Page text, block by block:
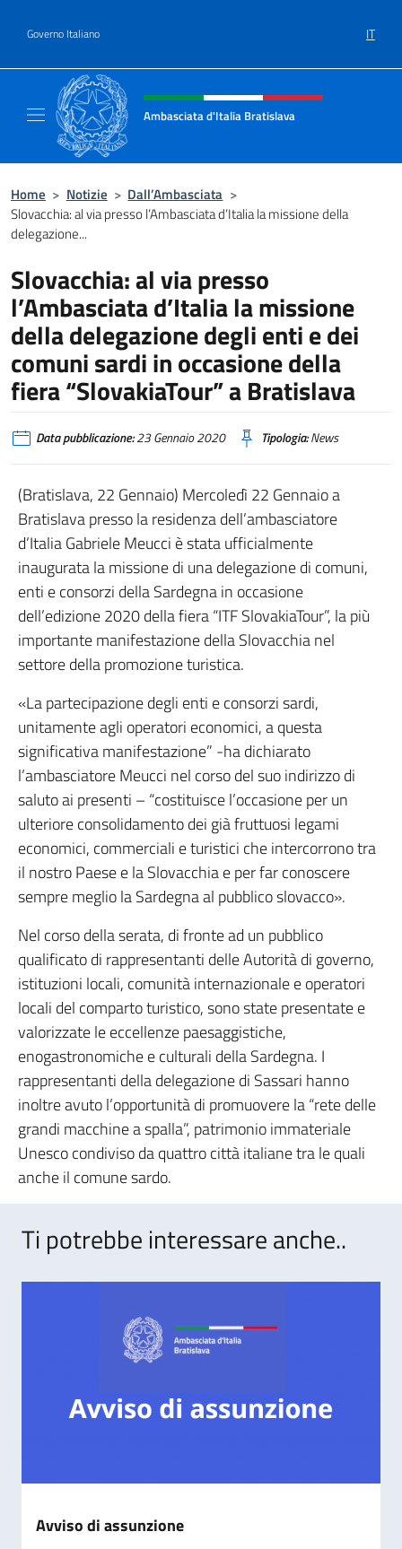
Governo Italiano IT
Intestazione sito, social e menù
Ambasciata d'Italia Bratislava
Home > Notizie > Dall’Ambasciata >
Slovacchia: al via presso l’Ambasciata d’Italia la missione della
delegazione...
Slovacchia: al via presso
l’Ambasciata d’Italia la missione
della delegazione degli enti e dei
comuni sardi in occasione della
fiera “SlovakiaTour” a Bratislava
Data pubblicazione:23 Gennaio 2020 Tipologia:News
(Bratislava, 22 Gennaio) Mercoledì 22 Gennaio a
Bratislava presso la residenza dell’ambasciatore
d’Italia Gabriele Meucci è stata ufficialmente
inaugurata la missione di una delegazione di comuni,
enti e consorzi della Sardegna in occasione
dell’edizione 2020 della fiera “ITF SlovakiaTour”, la più
importante manifestazione della Slovacchia nel
settore della promozione turistica.
«La partecipazione degli enti e consorzi sardi,
unitamente agli operatori economici, a questa
significativa manifestazione” -ha dichiarato
l’ambasciatore Meucci nel corso del suo indirizzo di
saluto ai presenti – “costituisce l’occasione per un
ulteriore consolidamento dei già fruttuosi legami
economici, commerciali e turistici che intercorrono tra
il nostro Paese e la Slovacchia e per far conoscere
sempre meglio la Sardegna al pubblico slovacco».
Nel corso della serata, di fronte ad un pubblico
qualificato di rappresentanti delle Autorità di governo,
istituzioni locali, comunità internazionale e operatori
locali del comparto turistico, sono state presentate e
valorizzate le eccellenze paesaggistiche,
enogastronomiche e culturali della Sardegna. I
rappresentanti della delegazione di Sassari hanno
inoltre avuto l’opportunità di promuovere la “rete delle
grandi macchine a spalla”, patrimonio immateriale
Unesco condiviso da quattro città italiane tra le quali
anche il comune sardo.
Ti potrebbe interessare anche..
Avviso di assunzione